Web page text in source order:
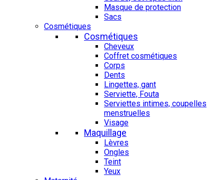
Masque de protection
Sacs
Cosmétiques
Cosmétiques
Cheveux
Coffret cosmétiques
Corps
Dents
Lingettes, gant
Serviette, Fouta
Serviettes intimes, coupelles
menstruelles
Visage
Maquillage
Lèvres
Ongles
Teint
Yeux